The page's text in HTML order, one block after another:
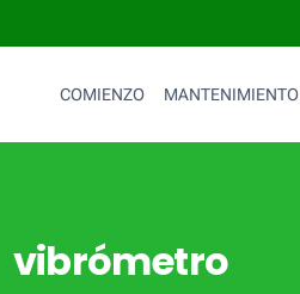
COMIENZO MANTENIMIENTO
vibrómetro